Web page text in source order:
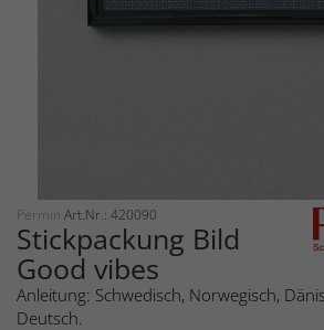
Permin Art.Nr.: 420090
Stickpackung Bild
Good vibes
Anleitung: Schwedisch, Norwegisch,
Deutsch.